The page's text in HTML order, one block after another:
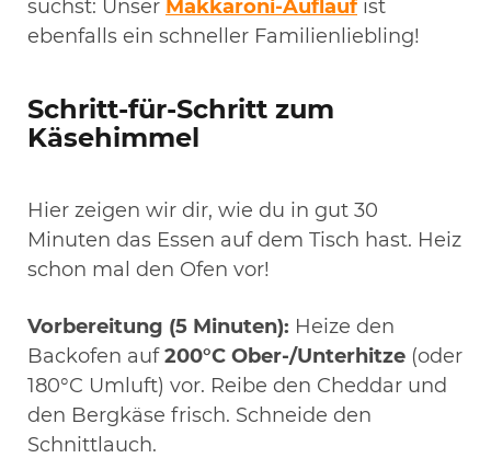
suchst: Unser Makkaroni-Auflaufist
ebenfalls ein schneller Familienliebling!
Schritt-für-Schritt zum
Käsehimmel
Hier zeigen wir dir, wie du in gut 30
Minuten das Essen auf dem Tisch hast. Heiz
schon mal den Ofen vor!
Vorbereitung (5 Minuten): Heize den
Backofen auf200°C Ober-/Unterhitze (oder
180°C Umluft) vor. Reibe den Cheddar und
den Bergkäse frisch. Schneide den
Schnittlauch.